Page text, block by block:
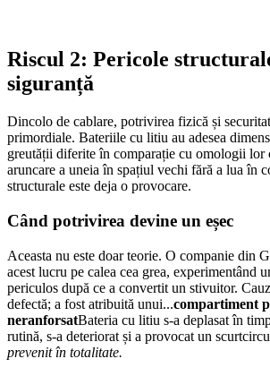
Riscul 2: Pericole
siguranță
Dincolo de cablare, potrivirea fizică și
primordiale. Bateriile cu litiu au adesea
greutății diferite în comparație cu omologii lor
aruncare a uneia în spațiul vechi fără a lua în
structurale este deja o provocare.
Când potrivirea devine un eșec
Aceasta nu este doar teorie. O companie din
acest lucru pe calea cea grea, experimentând
periculos după ce a convertit un stivuitor.
defectă; a fost atribuită unui...compartiment
neranforsatBateria cu litiu s-a deplasat în
rutină, s-a deteriorat și a provocat un
prevenit în totalitate.